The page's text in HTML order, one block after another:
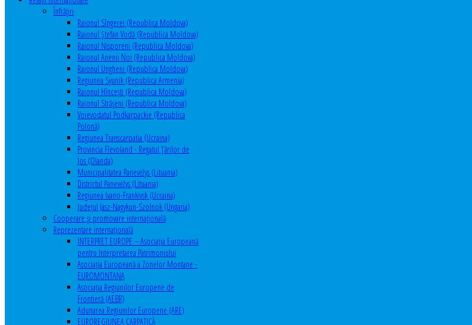
Înfrăţiri
Raionul Sîngerei (Republica Moldova)
Raionul Ștefan Vodă (Republica Moldova)
Raionul Nisporeni (Republica Moldova)
Raionul Anenii Noi (Republica Moldova)
Raionul Ungheni (Republica Moldova)
Regiunea Syunik (Republica Armenia)
Raionul Hîncești (Republica Moldova)
Raionul Străşeni (Republica Moldova)
Voievodatul Podkarpackie (Republica
Polonă)
Regiunea Transcarpatia (Ucraina)
Provincia Flevoland - Regatul Ţărilor de
Jos (Olanda)
Municipalitatea Panevėžys (Lituania)
Districtul Panevėžys (Lituania)
Regiunea Ivano-Frankivsk (Ucraina)
Judeţul Jasz-Nagykun-Szolnok (Ungaria)
Cooperare şi promovare internaţională
Reprezentare internaţională
INTERPRET EUROPE – Asociația Europeană
pentru Interpretarea Patrimoniului
Asociația Europeană a Zonelor Montane -
EUROMONTANA
Asociația Regiunilor Europene de
Frontieră (AEBR)
Adunarea Regiunilor Europene (ARE)
EUROREGIUNEA CARPATICĂ